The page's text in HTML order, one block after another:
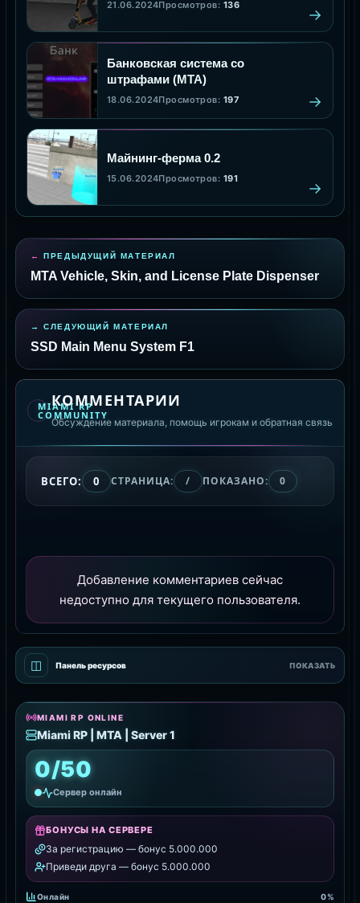
◫ Панель ресурсов ПОКАЗАТЬ
MIAMI RP ONLINE
Miami RP | MTA | Server 1
0/50
Сервер онлайн
БОНУСЫ НА СЕРВЕРЕ
За регистрацию — бонус 5.000.000
Приведи друга — бонус 5.000.000
Онлайн 0%
21.06.2024Просмотров: 136
Банковская система со
штрафами (MTA)
18.06.2024Просмотров: 197
Майнинг-ферма 0.2
15.06.2024Просмотров: 191
ПРЕДЫДУЩИЙ МАТЕРИАЛ
MTA Vehicle, Skin, and License Plate Dispenser
СЛЕДУЮЩИЙ МАТЕРИАЛ
SSD Main Menu System F1
MIAMI RP
COMMUNITY
КОММЕНТАРИИ
Обсуждение материала, помощь игрокам и обратная связь
ВСЕГО: 0 СТРАНИЦА: / ПОКАЗАНО: 0
Добавление комментариев сейчас
недоступно для текущего пользователя.